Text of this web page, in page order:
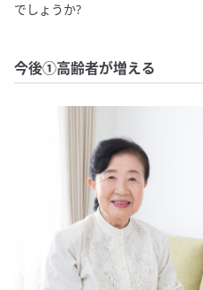
でしょうか?
今後①高齢者が増える